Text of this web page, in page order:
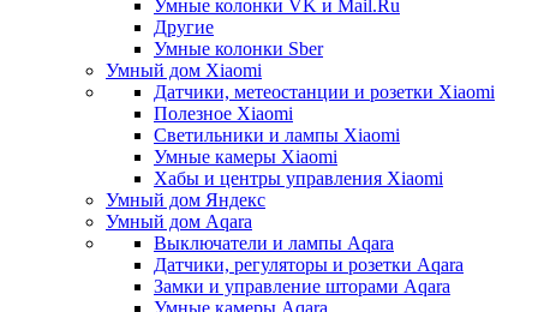
Умные колонки VK и Mail.Ru
Другие
Умные колонки Sber
Умный дом Xiaomi
Датчики, метеостанции и розетки Xiaomi
Полезное Xiaomi
Светильники и лампы Xiaomi
Умные камеры Xiaomi
Хабы и центры управления Xiaomi
Умный дом Яндекс
Умный дом Aqara
Выключатели и лампы Aqara
Датчики, регуляторы и розетки Aqara
Замки и управление шторами Aqara
Умные камеры Aqara